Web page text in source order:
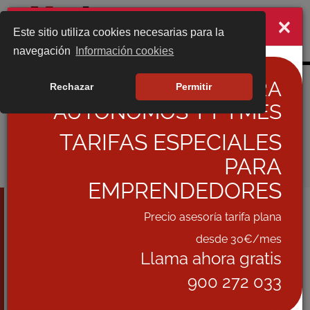
Este sitio utiliza cookies necesarias para la
navegación
Información cookies
Rechazar Permitir
QUE GASTOS ME
DEFINICIÓN DE LO QUE ES UN GASTO
¿CUÁNDO ES DEDUCIBLE UN GASTO?
LOS GASTOS DEDUCIBLES MÁS COMUNES
CÓMO CONTABILIZAR LOS GASTOS
×
¡NO TE VAYAS TODAVIA!
ASESORÍA ONLINE PARA
AUTÓNOMOS Y PYMES
TARIFAS ESPECIALES
PARA
EMPRENDEDORES
Precio asesoría tarifa plana
desde 30€/mes
Llama ahora gratis
900 272 033